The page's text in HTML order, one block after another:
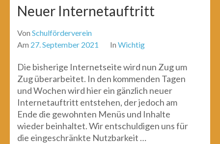
Neuer Internetauftritt
Von Schulförderverein
Am 27. September 2021 In Wichtig
Die bisherige Internetseite wird nun Zug um
Zug überarbeitet. In den kommenden Tagen
und Wochen wird hier ein gänzlich neuer
Internetauftritt entstehen, der jedoch am
Ende die gewohnten Menüs und Inhalte
wieder beinhaltet. Wir entschuldigen uns für
die eingeschränkte Nutzbarkeit …